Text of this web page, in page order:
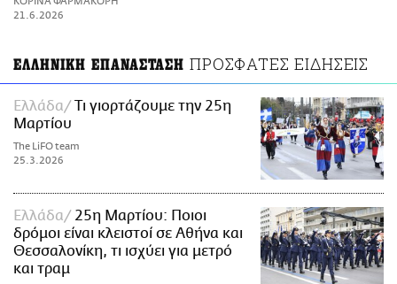
ΑΜΠΑ
21.6.2026
ΕΛΛΗΝΙΚΗ ΕΠΑΝΑΣΤΑΣΗ ΠΡΟΣΦΑΤΕΣ ΕΙΔΗΣΕΙΣ
Ελλάδα
Τι γιορτάζουμε την 25η
Μαρτίου
The LiFO team
25.3.2026
Ελλάδα
25η Μαρτίου: Ποιοι
δρόμοι είναι κλειστοί σε Αθήνα και
Θεσσαλονίκη, τι ισχύει για μετρό
και τραμ